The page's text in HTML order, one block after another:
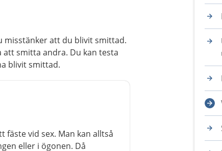
misstänker att du blivit smittad.
smitta andra. Du kan testa
blivit smittad.
fäste vid sex. Man kan alltså
eller i ögonen. Då